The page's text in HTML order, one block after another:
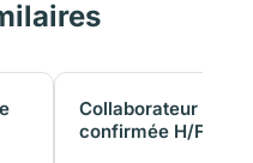
Collaborateur
confirmée H/F